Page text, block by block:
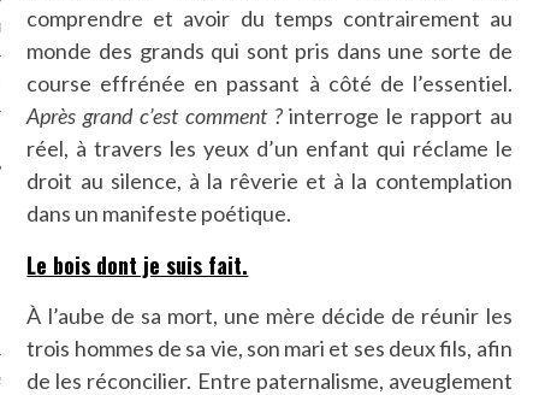
CARAVELLE
comprendre et avoir du temps contrairement au
monde des grands qui sont pris dans une sorte de
course effrénée en passant à côté de l’essentiel.
Après grand c’est comment ?interroge le rapport au
réel, à travers les yeux d’un enfant qui réclame le
droit au silence, à la rêverie et à la contemplation
dans un manifeste poétique.
Le bois dont je suis fait.
À l’aube de sa mort, une mère décide de réunir les
trois hommes de sa vie, son mari et ses deux fils, afin
de les réconcilier. Entre paternalisme, aveuglement